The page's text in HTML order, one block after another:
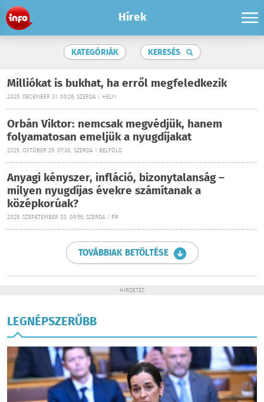
Hírek
KATEGÓRIÁK KERESÉS
Milliókat is bukhat, ha erről megfeledkezik
2025. DECEMBER 31. 08:26, SZERDA | HELYI
Orbán Viktor: nemcsak megvédjük, hanem
folyamatosan emeljük a nyugdíjakat
2025. OKTÓBER 29. 07:30, SZERDA | BELFÖLD
Anyagi kényszer, infláció, bizonytalanság –
milyen nyugdíjas évekre számítanak a
középkorúak?
2025. SZEPETEMBER 03. 09:56, SZERDA | PR
TOVÁBBIAK BETÖLTÉSE
HIRDETÉS
LEGNÉPSZERŰBB